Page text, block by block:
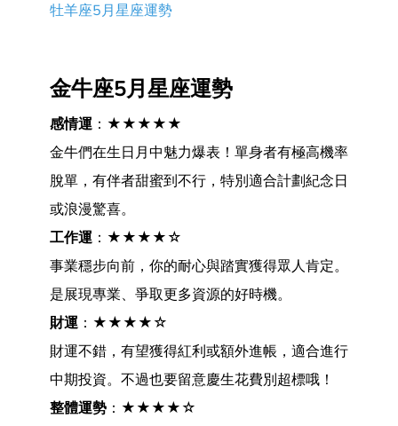
牡羊座5月星座運勢
金牛座5月星座運勢
感情運 ：★★★★★
金牛們在生日月中魅力爆表！單身者有極高機率
脫單，有伴者甜蜜到不行，特別適合計劃紀念日
或浪漫驚喜。
工作運 ：★★★★☆
事業穩步向前，你的耐心與踏實獲得眾人肯定。
是展現專業、爭取更多資源的好時機。
財運 ：★★★★☆
財運不錯，有望獲得紅利或額外進帳，適合進行
中期投資。不過也要留意慶生花費別超標哦！
整體運勢 ：★★★★☆